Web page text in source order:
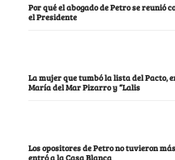
Por qué el abogado de Petro se reunió
el Presidente
La mujer que tumbó la lista del Pacto,
María del Mar Pizarro y “Lalis
Los opositores de Petro no tuvieron
entró a la Casa Blanca